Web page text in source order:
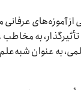
آموزه‌های
به
به عنوان شبه‌علم